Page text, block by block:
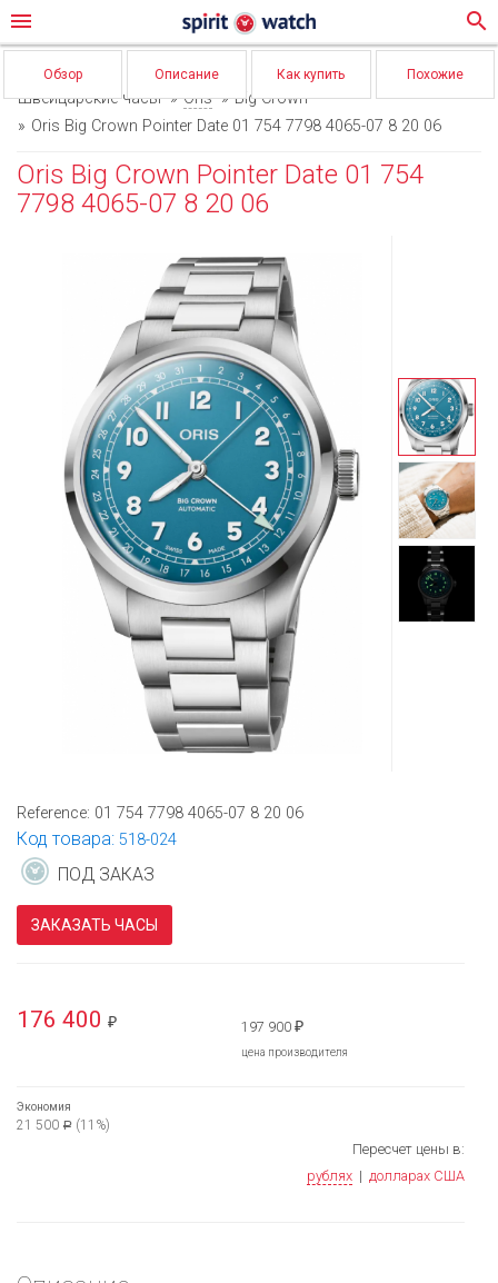
menu search
Обзор Описание Как купить Похожие
Швейцарские часы Oris
Big Crown
Oris Big Crown Pointer Date 01 754 7798 4065-07 8 20 06
Oris Big Crown Pointer Date 01 754
7798 4065-07 8 20 06
Reference: 01 754 7798 4065-07 8 20 06
Код товара: 518-024
ПОД ЗАКАЗ
ЗАКАЗАТЬ ЧАСЫ
176 400 ₽ 197 900 ₽
цена производителя
Экономия
21 500 Р (11%)
Пересчет цены в:
рублях | долларах США